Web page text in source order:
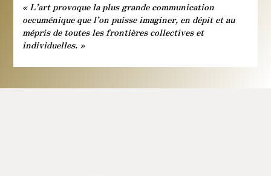
« L’art provoque la plus grande communication
oecuménique que l’on puisse imaginer, en dépit et au
mépris de toutes les frontières collectives et
individuelles. »